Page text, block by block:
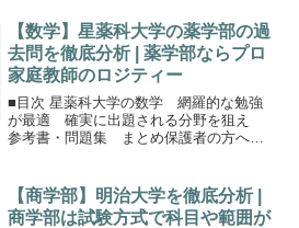
【数学】星薬科大学の薬学部の過
去問を徹底分析 | 薬学部ならプロ
家庭教師のロジティー
■目次 星薬科大学の数学 網羅的な勉強
が最適 確実に出題される分野を狙え
参考書・問題集 まとめ保護者の方へ星
年１月以降の新課程でも、範囲は
ⅠAⅡBC（B：数列、...
【商学部】明治大学を徹底分析 |
商学部は試験方式で科目や範囲が